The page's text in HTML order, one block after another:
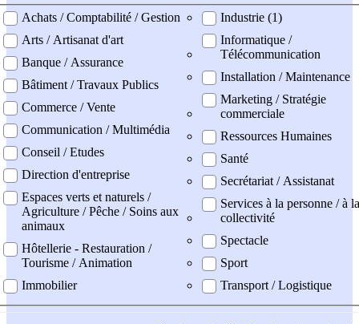
professionel
Achats / Comptabilité / Gestion
Arts / Artisanat d'art
Banque / Assurance
Bâtiment / Travaux Publics
Commerce / Vente
Communication / Multimédia
Conseil / Etudes
Direction d'entreprise
Espaces verts et naturels /
Agriculture / Pêche / Soins aux
animaux
Hôtellerie - Restauration /
Tourisme / Animation
Immobilier
Industrie (1)
Informatique /
Télécommunication
Installation / Maintenance
Marketing / Stratégie
commerciale
Ressources Humaines
Santé
Secrétariat / Assistanat
Services à la personne / à la
collectivité
Spectacle
Sport
Transport / Logistique